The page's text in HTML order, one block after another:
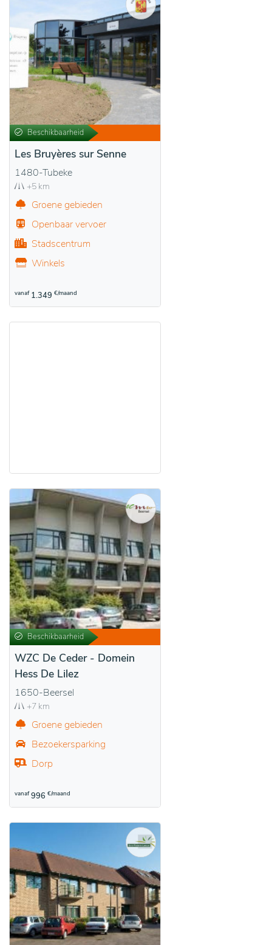
Beschikbaarheid
Les Bruyères sur Senne
1480-Tubeke
+5 km
Groene gebieden
Openbaar vervoer
Stadscentrum
Winkels
vanaf 1.349 €/maand
Beschikbaarheid
WZC De Ceder - Domein
Hess De Lilez
1650-Beersel
+7 km
Groene gebieden
Bezoekersparking
Dorp
vanaf 996 €/maand